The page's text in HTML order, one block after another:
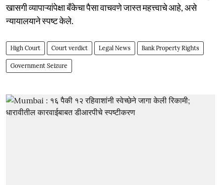
खासगी व्यापाऱ्यांपेक्षा बँकेचा पैसा वाचवणे जास्त महत्त्वाचे आहे, असे
न्यायालयाने स्पष्ट केले.
High Court Court verdict Legal News Bank Property Rights
Government Seizure